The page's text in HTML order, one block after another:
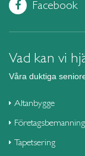
Facebook
Vad kan vi
Våra duktiga
Altanbygge
Företagsbemanning
Tapetsering